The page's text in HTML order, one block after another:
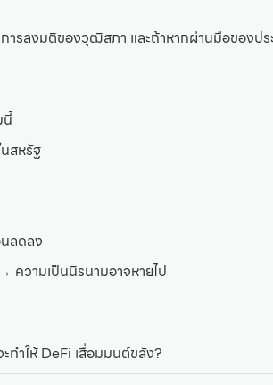
รลงมติของวุฒิสภา และถ้าหากผ่านมือของปร
นี้
สหรัฐ
ลดลง
ความเป็นนิรนามอาจหายไป
ทำให้ DeFi เสื่อมมนต์ขลัง?